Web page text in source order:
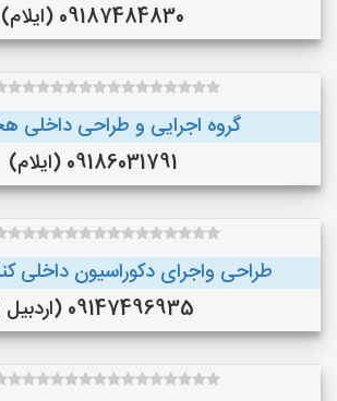
09187484830 (ایلام)
گروه اجرایی و طراحی داخلی
09186031791 (ایلام)
طراحی واجرای دکوراسیون داخلی
09147496935 (اردبیل )